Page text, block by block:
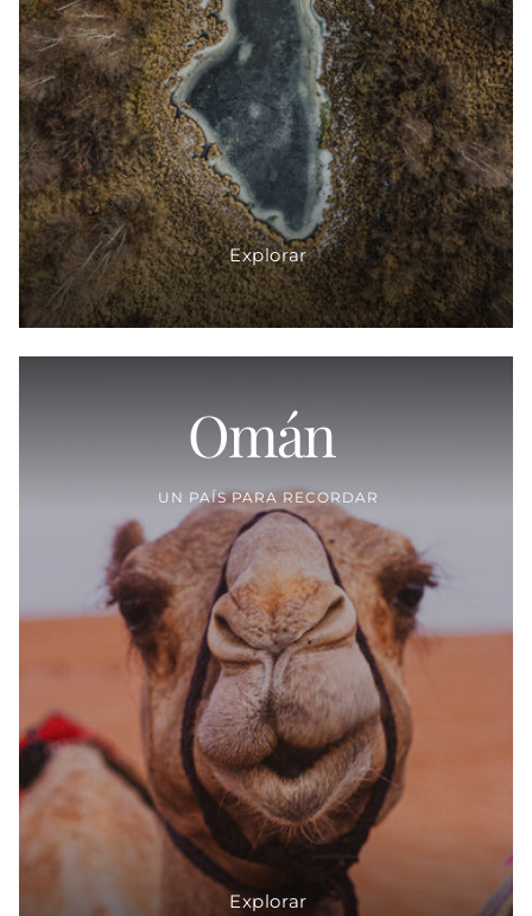
Explorar
Omán
UN PAÍS PARA RECORDAR
Explorar